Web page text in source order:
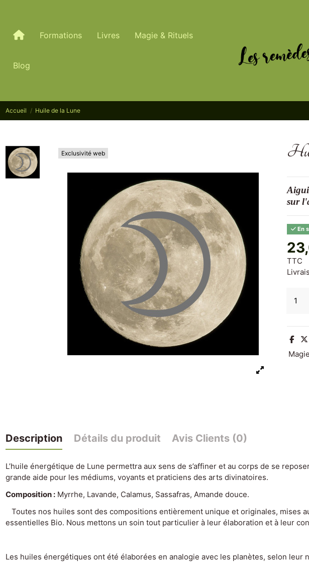
Formations Livres Magie & Rituels
Blog
Accueil Huile de la Lune
Exclusivité web
sur
En
TTC
Magie
Description Détails du produit Avis Clients (0)
L’huile énergétique de Lune permettra aux sens de s’affiner et au corps de se
grande aide pour les médiums, voyants et praticiens des arts divinatoires.
Composition : Myrrhe, Lavande, Calamus, Sassafras, Amande douce.
Toutes nos huiles sont des compositions entièrement unique et originales, mises
essentielles Bio. Nous mettons un soin tout particulier à leur élaboration et à leur
Les huiles énergétiques ont été élaborées en analogie avec les planètes, selon